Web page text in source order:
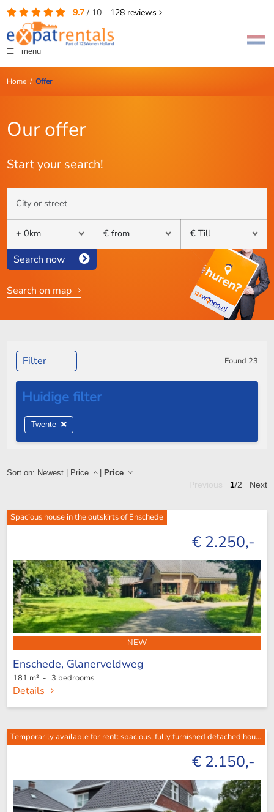
9.7/ 10 128reviews
menu
Home/ Offer
Our offer
Start your search!
Search now
Search on map
Sort on: Newest| Price | Price
1/2 Next
Spacious house in the outskirts of Enschede
€ 2.250,-
NEW
Enschede, Glanerveldweg
181 m² - 3 bedrooms
Details
Temporarily available for rent: spacious, fully furnished detached hou...
€ 2.150,-
Filter Found 23
Twente